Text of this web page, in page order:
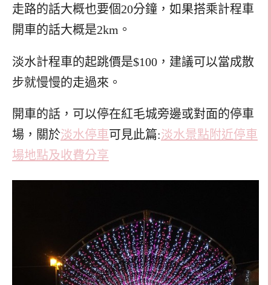
走路的話大概也要個20分鐘，如果搭乘計程車
開車的話大概是2km。
淡水計程車的起跳價是$100，建議可以當成散
步就慢慢的走過來。
開車的話，可以停在紅毛城旁邊或對面的停車
場，關於淡水停車可見此篇:淡水景點附近停車
場地點及收費分享